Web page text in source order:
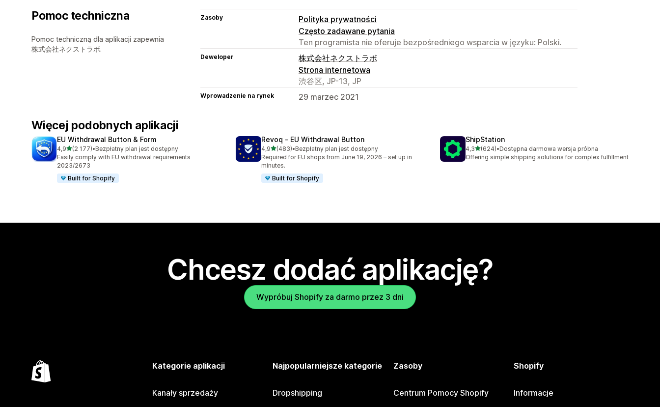
Pomoc techniczna
Pomoc techniczną dla aplikacji zapewnia
株式会社ネクストラボ.
Zasoby
Polityka prywatności
Często zadawane pytania
Ten programista nie oferuje bezpośredniego wsparcia w języku: Polski.
Deweloper
株式会社ネクストラボ
Strona internetowa
渋谷区, JP-13, JP
Wprowadzenie na rynek 29 marzec 2021
Więcej podobnych aplikacji
EU Withdrawal Button & Form
4,9na 5 gwiazdek
(2 177)
Łączna liczba recenzji: 2177
•Bezpłatny plan jest dostępny
Easily comply with EU withdrawal requirements
2023/2673
Built for Shopify
Revoq ‑ EU Withdrawal Button
4,9na 5 gwiazdek
(483)
Łączna liczba recenzji: 483
•Bezpłatny plan jest dostępny
Required for EU shops from June 19, 2026 – set up in
minutes.
Built for Shopify
ShipStation
4,3na 5 gwiazdek
(624)
Łączna liczba recenzji: 624
•Dostępna darmowa wersja próbna
Offering simple shipping solutions for complex fulfillment
Chcesz dodać aplikację?
Wypróbuj Shopify za darmo przez 3 dni
Kategorie aplikacji
Kanały sprzedaży
Najpopularniejsze kategorie
Dropshipping
Zasoby
Centrum Pomocy Shopify
Shopify
Informacje